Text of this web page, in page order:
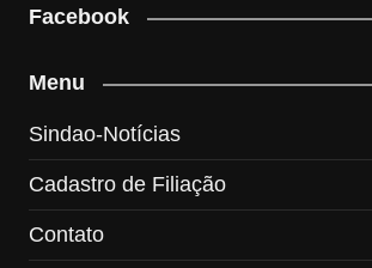
Facebook
Menu
Sindao-Notícias
Cadastro de Filiação
Contato